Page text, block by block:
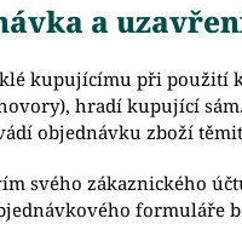
a
kupujícímu při použití
hradí kupující
objednávku zboží
svého zákaznického
formuláře